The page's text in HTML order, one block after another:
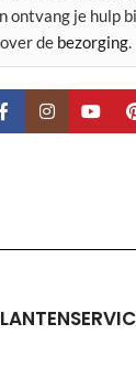
ontvang je hulp
de bezorging.